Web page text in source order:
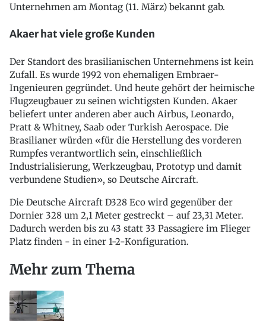
Unternehmen am Montag (11. März) bekannt gab.
Akaer hat viele große Kunden
Der Standort des brasilianischen Unternehmens ist kein
Zufall. Es wurde 1992 von ehemaligen Embraer-
Ingenieuren gegründet. Und heute gehört der heimische
Flugzeugbauer zu seinen wichtigsten Kunden. Akaer
beliefert unter anderen aber auch Airbus, Leonardo,
Pratt & Whitney, Saab oder Turkish Aerospace. Die
Brasilianer würden «für die Herstellung des vorderen
Rumpfes verantwortlich sein, einschließlich
Industrialisierung, Werkzeugbau, Prototyp und damit
verbundene Studien», so Deutsche Aircraft.
Die Deutsche Aircraft D328 Eco wird gegenüber der
Dornier 328 um 2,1 Meter gestreckt – auf 23,31 Meter.
Dadurch werden bis zu 43 statt 33 Passagiere im Flieger
Platz finden - in einer 1-2-Konfiguration.
Mehr zum Thema